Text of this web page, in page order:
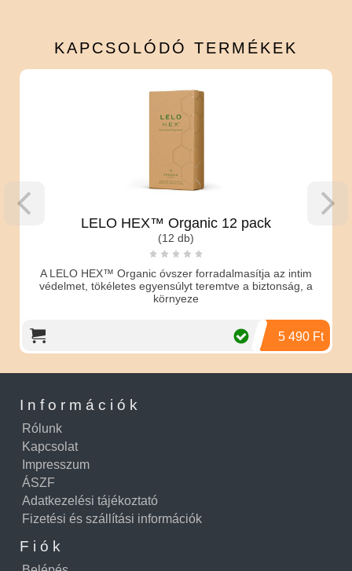
KAPCSOLÓDÓ TERMÉKEK
LELO HEX™ Organic 12 pack
(12 db)
A LELO HEX™ Organic óvszer forradalmasítja az intim
védelmet, tökéletes egyensúlyt teremtve a biztonság, a
környeze
5 490 Ft
Információk
Rólunk
Kapcsolat
Impresszum
ÁSZF
Adatkezelési tájékoztató
Fizetési és szállítási információk
Fiók